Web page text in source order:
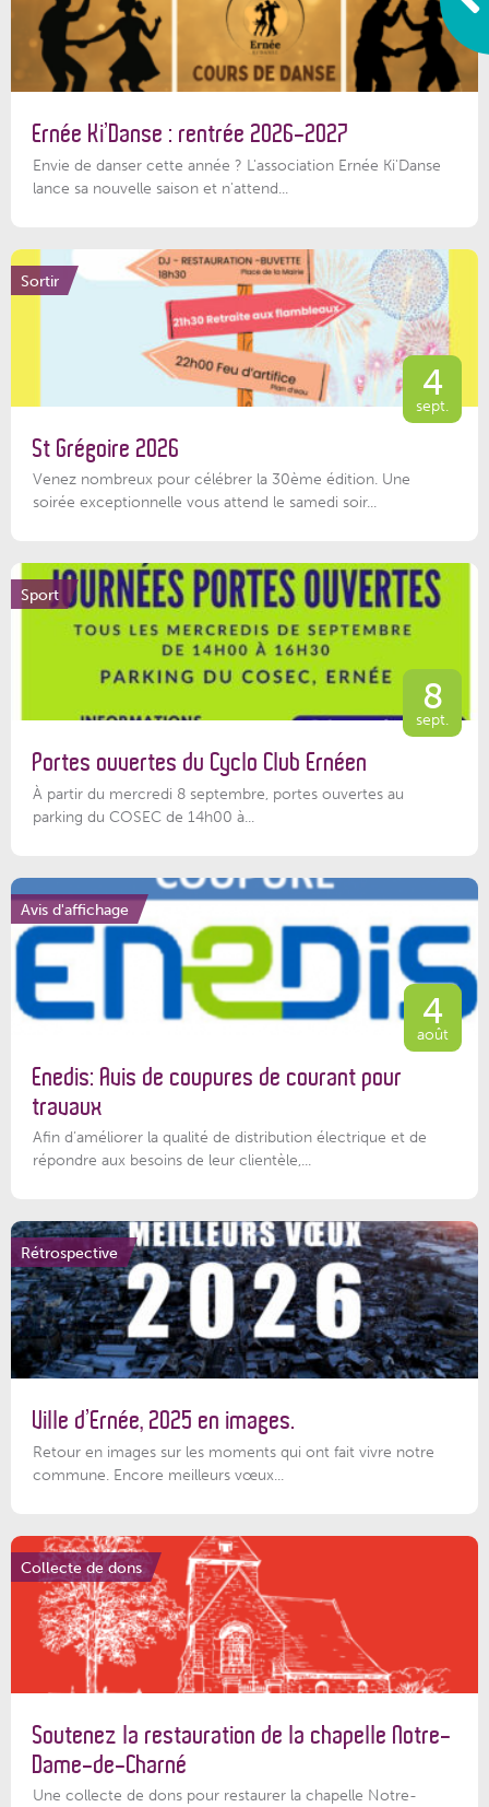
Ernée Ki’Danse : rentrée 2026-2027
Envie de danser cette année ? L'association Ernée Ki'Danse
lance sa nouvelle saison et n'attend...
Sortir
4
sept.
St Grégoire 2026
Venez nombreux pour célébrer la 30ème édition. Une
soirée exceptionnelle vous attend le samedi soir...
Sport
8
sept.
Portes ouvertes du Cyclo Club Ernéen
À partir du mercredi 8 septembre, portes ouvertes au
parking du COSEC de 14h00 à...
Avis d'affichage
4
août
Enedis: Avis de coupures de courant pour
travaux
Afin d’améliorer la qualité de distribution électrique et de
répondre aux besoins de leur clientèle,...
Rétrospective
Ville d’Ernée, 2025 en images.
Retour en images sur les moments qui ont fait vivre notre
commune. Encore meilleurs vœux...
Collecte de dons
Soutenez la restauration de la chapelle Notre-
Dame-de-Charné
Une collecte de dons pour restaurer la chapelle Notre-